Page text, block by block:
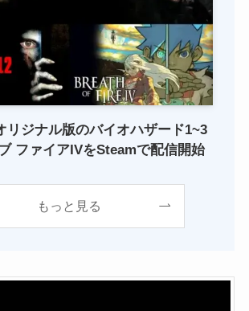
リジナル版のバイオハザード1~3
ファイアIVをSteamで配信開始
もっと見る